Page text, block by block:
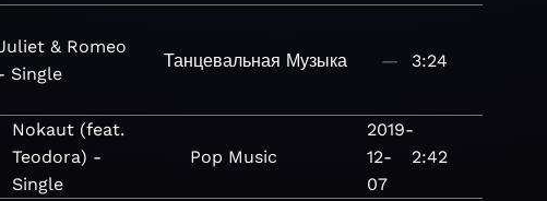
& Romeo
Single
Танцевальная Музыка — 3:24
Nokaut (feat.
Teodora) -
Single
Pop Music
2019-
12-
07
2:42